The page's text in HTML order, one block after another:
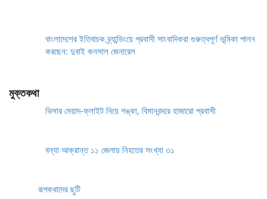
বাংলাদেশের ইতিবাচক ব্র্যান্ডিংয়ে প্রবাসী সাংবাদিকরা গুরুত্বপূর্ণ ভূমিকা পালন
করছেন: দুবাই কনসাল জেনারেল
মুক্তকথা
ভিসার মেয়াদ-ফ্লাইট নিয়ে শঙ্কা, বিমানবন্দরে হাজারো প্রবাসী
বন্যা আক্রান্ত ১১ জেলায় নিহতের সংখ্যা ৩১
রূপকথাদের ছুটি